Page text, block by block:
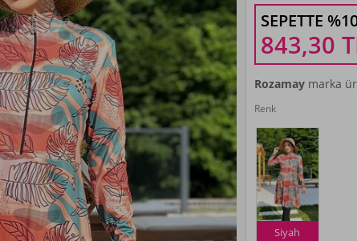
SEPETTE
843,30
Rozamaymarka
Renk
Siyah